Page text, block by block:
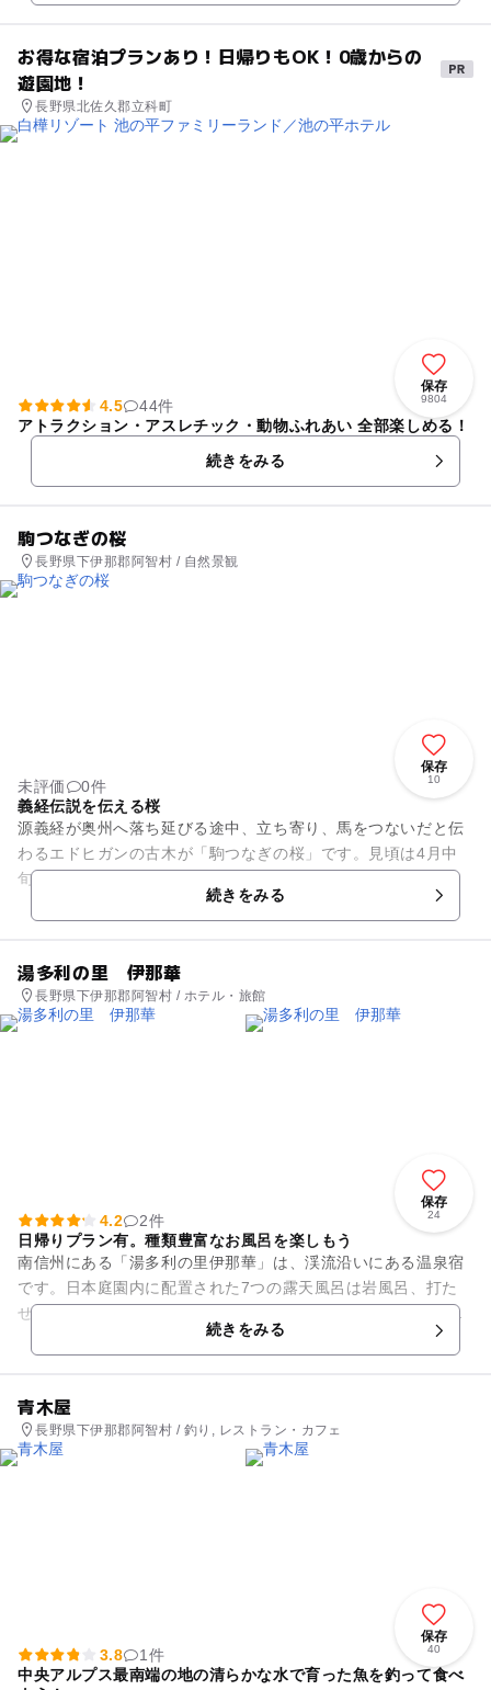
お得な宿泊プランあり！日帰りもOK！0歳からの
遊園地！
長野県北佐久郡立科町
保存
9804
4.5
44件
アトラクション・アスレチック・動物ふれあい 全部楽しめる！
続きをみる
駒つなぎの桜
長野県下伊那郡阿智村 / 自然景観
保存
10
未評価
0件
義経伝説を伝える桜
源義経が奥州へ落ち延びる途中、立ち寄り、馬をつないだと伝
わるエドヒガンの古木が「駒つなぎの桜」です。見頃は4月中
旬～4月下旬。ライトアップされ、風流な夜桜見学も楽しめま
す。 専用の駐車場は有り...続きをみる
湯多利の里 伊那華
長野県下伊那郡阿智村 / ホテル・旅館
保存
24
4.2
2件
日帰りプラン有。種類豊富なお風呂を楽しもう
南信州にある「湯多利の里伊那華」は、渓流沿いにある温泉宿
です。日本庭園内に配置された7つの露天風呂は岩風呂、打た
せ湯、ハーブや果物など季節が楽しめる季節の湯など特色があ
り人気です。客室は落ち着き...続きをみる
青木屋
長野県下伊那郡阿智村 / 釣り, レストラン・カフェ
保存
40
3.8
1件
中央アルプス最南端の地の清らかな水で育った魚を釣って食べ